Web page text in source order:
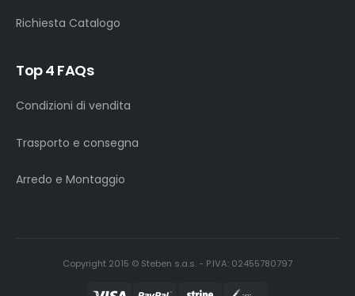
Richiesta Catalogo
Top 4 FAQs
Condizioni di vendita
Trasporto e consegna
Arredo e Montaggio
Copyright 2015 © Steben s.a.s. - P.IVA: 02455780797